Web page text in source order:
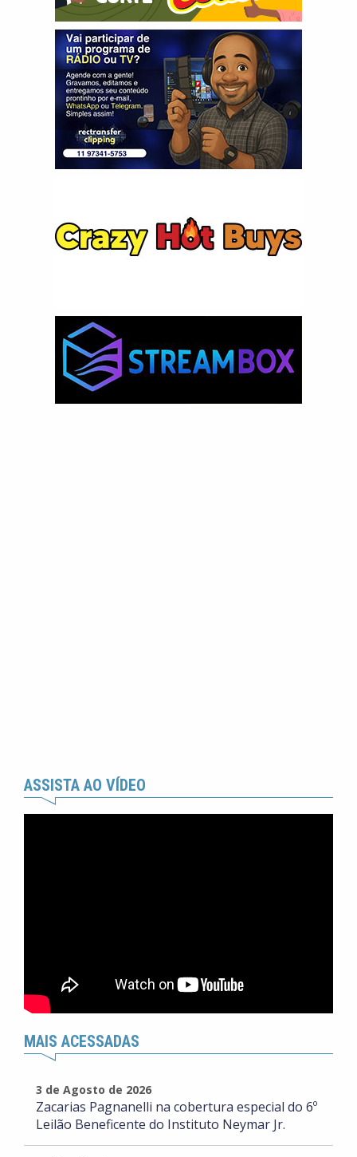
ASSISTA AO VÍDEO
MAIS ACESSADAS
3 de Agosto de 2026
Zacarias Pagnanelli na cobertura especial do 6º
Leilão Beneficente do Instituto Neymar Jr.